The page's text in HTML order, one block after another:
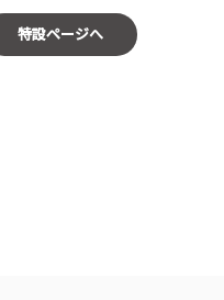
特設ページへ